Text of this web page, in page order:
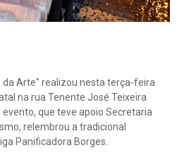
da Arte" realizou nesta terça-feira
na rua Tenente José Teixeira
que teve apoio Secretaria
relembrou a tradicional
Panificadora Borges.